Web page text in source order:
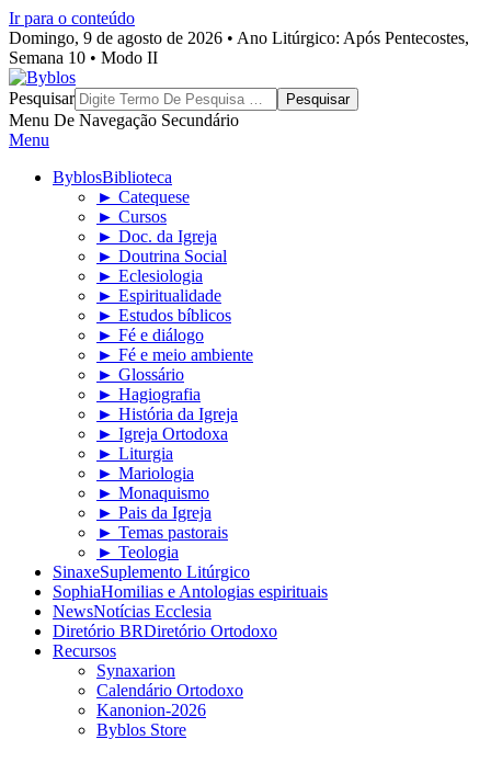
Ir para o conteúdo
Domingo, 9 de agosto de 2026 • Ano Litúrgico: Após Pentecostes,
Semana 10 • Modo II
Byblos
Pesquisar
Menu De Navegação Secundário
Menu
ByblosBiblioteca
► Catequese
► Cursos
► Doc. da Igreja
► Doutrina Social
► Eclesiologia
► Espiritualidade
► Estudos bíblicos
► Fé e diálogo
► Fé e meio ambiente
► Glossário
► Hagiografia
► História da Igreja
► Igreja Ortodoxa
► Liturgia
► Mariologia
► Monaquismo
► Pais da Igreja
► Temas pastorais
► Teologia
SinaxeSuplemento Litúrgico
SophiaHomilias e Antologias espirituais
NewsNotícias Ecclesia
Diretório BRDiretório Ortodoxo
Recursos
Synaxarion
Calendário Ortodoxo
Kanonion-2026
Byblos Store